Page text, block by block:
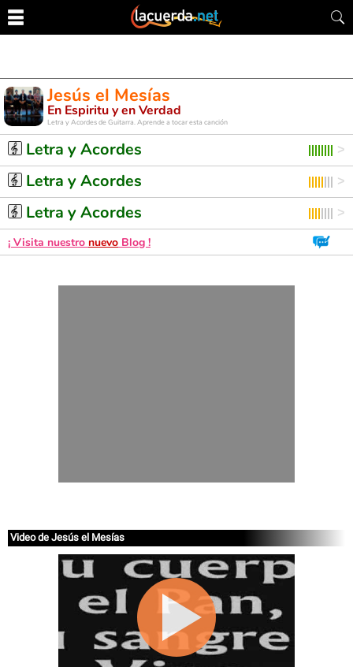
Jesús el Mesías
En Espiritu y en Verdad
Letra y Acordes de Guitarra. Aprende a tocar esta canción
Letra y Acordes
Letra y Acordes
Letra y Acordes
¡ Visita nuestro nuevo Blog !
Video de Jesús el Mesías